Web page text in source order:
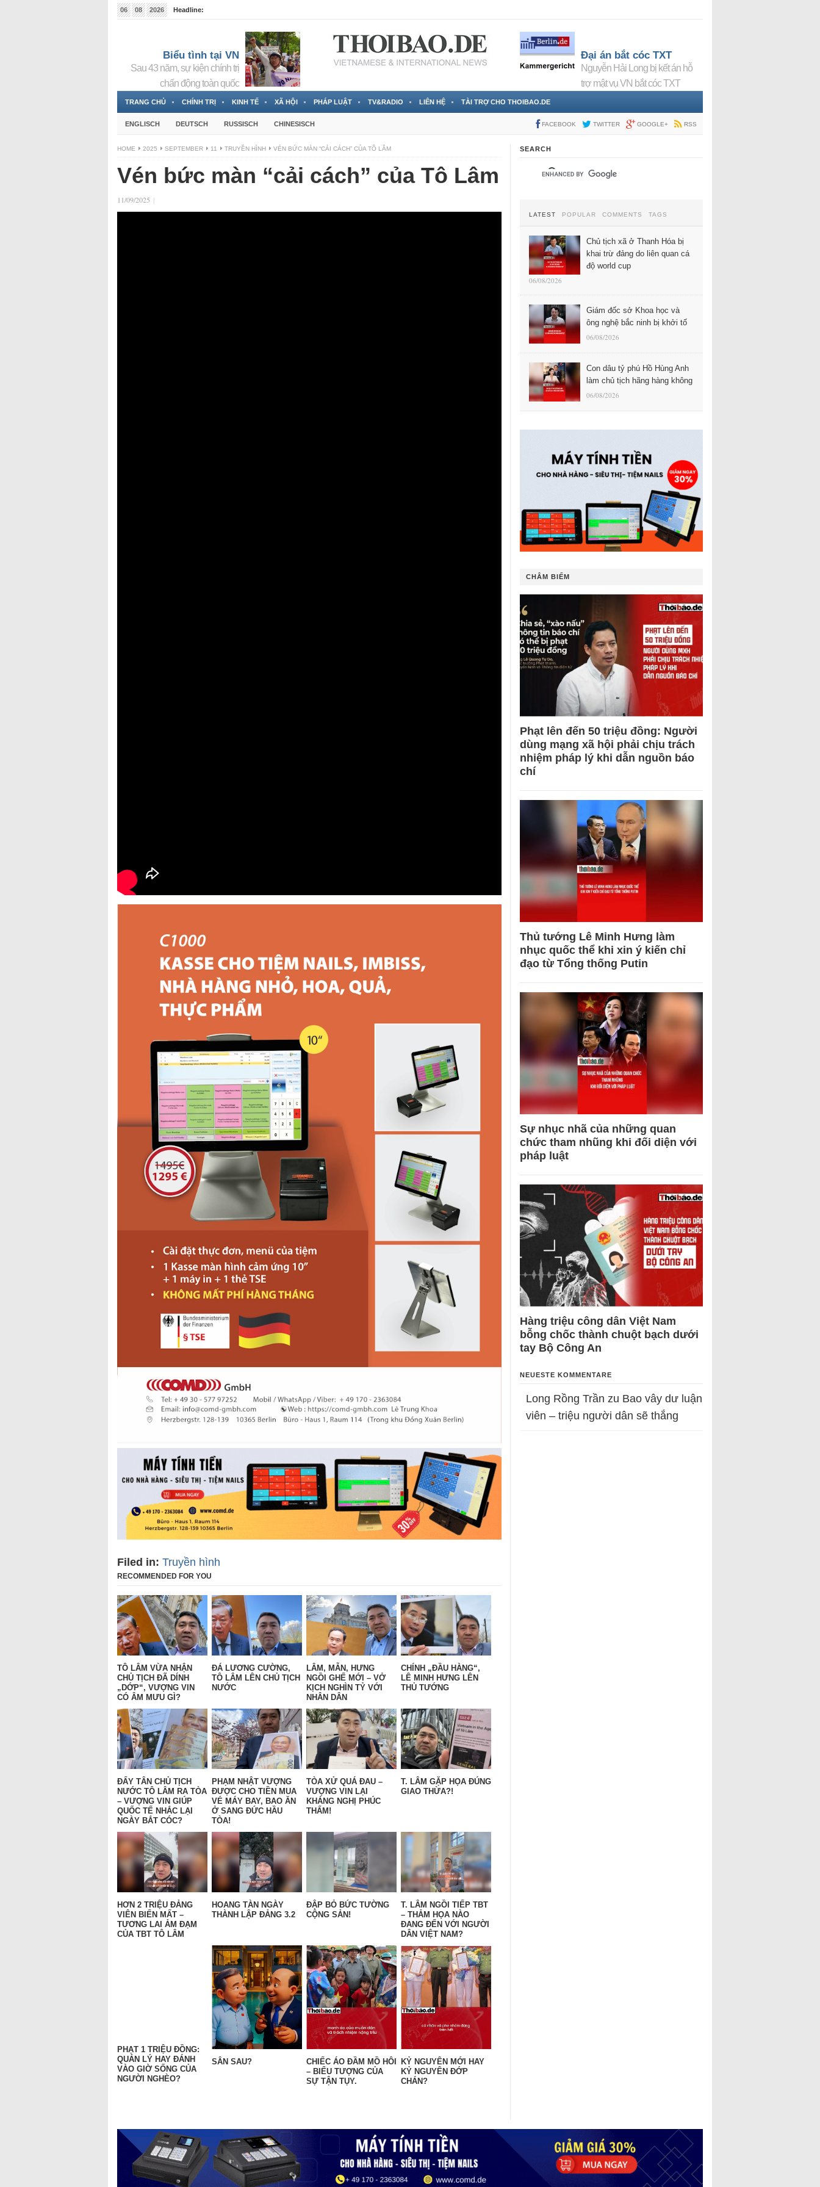
06 08 2026
Headline:
Biểu tình tại VN
Sau 43 năm, sự kiện chính trị
chấn động toàn quốc
Đại án bắt cóc TXT
Nguyễn Hải Long bị kết án hỗ
trợ mật vụ VN bắt cóc TXT
TRANG CHỦ CHÍNH TRỊ KINH TẾ XÃ HỘI PHÁP LUẬT TV&RADIO LIÊN HỆ TÀI TRỢ CHO THOIBAO.DE
ENGLISCH DEUTSCH RUSSISCH CHINESISCH FACEBOOK TWITTER GOOGLE+ RSS
HOME 2025 SEPTEMBER 11 TRUYỀN HÌNH VÉN BỨC MÀN “CẢI CÁCH” CỦA TÔ LÂM
Vén bức màn “cải cách” của Tô Lâm
11/09/2025 |
Filed in: Truyền hình
RECOMMENDED FOR YOU
TÔ LÂM VỪA NHẬN
CHỦ TỊCH ĐÃ DÍNH
„DỚP“, VƯỢNG VIN
CÓ ÂM MƯU GÌ?
ĐÁ LƯƠNG CƯỜNG,
TÔ LÂM LÊN CHỦ TỊCH
NƯỚC
LÂM, MẪN, HƯNG
NGỒI GHẾ MỚI – VỞ
KỊCH NGHÌN TỶ VỚI
NHÂN DÂN
CHÍNH „ĐẦU HÀNG“,
LÊ MINH HƯNG LÊN
THỦ TƯỚNG
ĐẨY TÂN CHỦ TỊCH
NƯỚC TÔ LÂM RA TÒA
– VƯỢNG VIN GIÚP
QUỐC TẾ NHẮC LẠI
NGÀY BẮT CÓC?
PHẠM NHẬT VƯỢNG
ĐƯỢC CHO TIỀN MUA
VÉ MÁY BAY, BAO ĂN
Ở SANG ĐỨC HẦU
TÒA!
TÒA XỬ QUÁ ĐAU –
VƯỢNG VIN LẠI
KHÁNG NGHỊ PHÚC
THẨM!
T. LÂM GẶP HỌA ĐÚNG
GIAO THỪA?!
HƠN 2 TRIỆU ĐẢNG
VIÊN BIẾN MẤT –
TƯƠNG LAI ẢM ĐẠM
CỦA TBT TÔ LÂM
HOANG TÀN NGÀY
THÀNH LẬP ĐẢNG 3.2
ĐẬP BỎ BỨC TƯỜNG
CỘNG SẢN!
T. LÂM NGỒI TIẾP TBT
– THẢM HỌA NÀO
ĐANG ĐẾN VỚI NGƯỜI
DÂN VIỆT NAM?
PHẠT 1 TRIỆU ĐỒNG:
QUẢN LÝ HAY ĐÁNH
VÀO GIỜ SỐNG CỦA
NGƯỜI NGHÈO?
SÂN SAU?
CHIẾC ÁO ĐẦM MỒ HÔI
– BIỂU TƯỢNG CỦA
SỰ TẬN TỤY.
KỶ NGUYÊN MỚI HAY
KỶ NGUYÊN ĐỚP
CHÁN?
SEARCH
LATEST POPULAR COMMENTS TAGS
Chủ tịch xã ở Thanh Hóa bị
khai trừ đảng do liên quan cá
độ world cup
06/08/2026
Giám đốc sở Khoa học và
ông nghệ bắc ninh bị khởi tố
06/08/2026
Con dâu tỷ phú Hồ Hùng Anh
làm chủ tịch hãng hàng không
06/08/2026
CHÂM BIẾM
Phạt lên đến 50 triệu đồng: Người
dùng mạng xã hội phải chịu trách
nhiệm pháp lý khi dẫn nguồn báo
chí
Thủ tướng Lê Minh Hưng làm
nhục quốc thể khi xin ý kiến chỉ
đạo từ Tổng thống Putin
Sự nhục nhã của những quan
chức tham nhũng khi đối diện với
pháp luật
Hàng triệu công dân Việt Nam
bỗng chốc thành chuột bạch dưới
tay Bộ Công An
NEUESTE KOMMENTARE
Long Rồng Trần zu Bao vây dư luận
viên – triệu người dân sẽ thắng